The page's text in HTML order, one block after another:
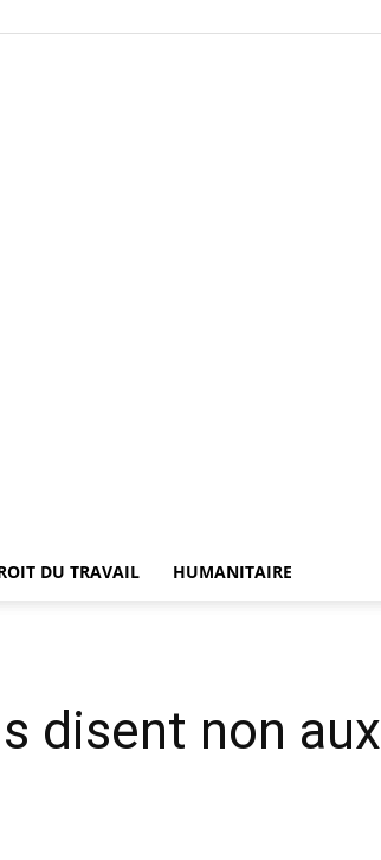
DU TRAVAIL HUMANITAIRE
disent non aux